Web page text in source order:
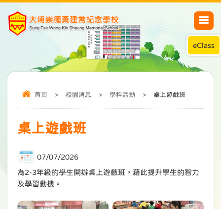
eClass
首頁 > 校園消息 > 學科活動 > 桌上遊戲班
桌上遊戲班
07/07/2026
為2-3年級的學生開辦桌上遊戲班，藉此提升學生的智力
及學習動機。